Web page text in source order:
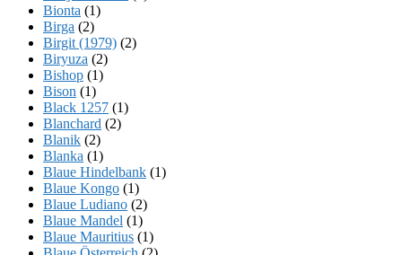
Bionta (1)
Birga (2)
Birgit (1979) (2)
Biryuza (2)
Bishop (1)
Bison (1)
Black 1257 (1)
Blanchard (2)
Blanik (2)
Blanka (1)
Blaue Hindelbank (1)
Blaue Kongo (1)
Blaue Ludiano (2)
Blaue Mandel (1)
Blaue Mauritius (1)